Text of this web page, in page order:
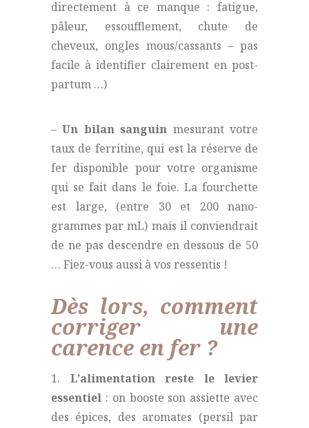
directement à ce manque : fatigue,
pâleur, essoufflement, chute de
cheveux, ongles mous/cassants – pas
facile à identifier clairement en post-
partum …)
–Un bilan sanguin mesurant votre
taux de ferritine, qui est la réserve de
fer disponible pour votre organisme
qui se fait dans le foie. La fourchette
est large, (entre 30 et 200 nano-
grammes par mL) mais il conviendrait
de ne pas descendre en dessous de 50
… Fiez-vous aussi à vos ressentis !
Dès lors, comment
corriger une
carence en fer ?
1. L’alimentation reste le levier
essentiel : on booste son assiette avec
des épices, des aromates (persil par